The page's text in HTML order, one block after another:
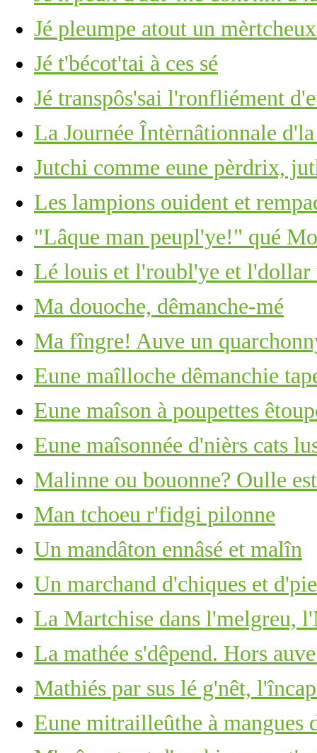
Jé pleumpe atout un
Jé t'bécot'tai à ces sé
Jé transpôs'sai l'ronfliément
La Journée Întèrnâtionnale
Jutchi comme eune pèrdrix,
Les lampions ouident et
"Lâque man peupl'ye!" qué
Lé louis et l'roubl'ye et l'dollar
Ma douoche, dêmanche-mé
Ma fîngre! Auve un
Eune maîlloche dêmanchie
Eune maîson à poupettes
Eune maîsonnée d'nièrs cats
Malinne ou bouonne? Oulle
Man tchoeu r'fidgi pilonne
Un mandâton ennâsé et malîn
Un marchand d'chiques et
La Martchise dans l'melgreu,
La mathée s'dêpend. Hors
Mathiés par sus lé g'nêt,
Eune mitrailleûthe à mangues